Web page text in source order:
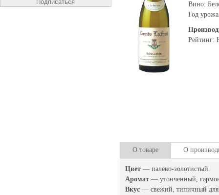
Вино:
Год
Рейтинг:
О товаре О
Цвет — палево-золотистый.
Аромат — утонченный,
Вкус — свежий, типичный для